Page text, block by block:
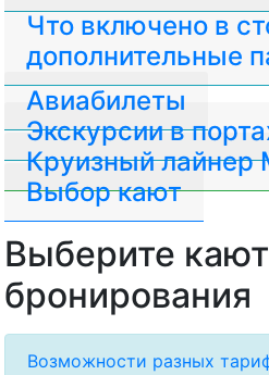
Авиабилеты
Что включено в
дополнительные
Экскурсии в
Круизный лайнер
Выбор кают
Выберите
бронирования
Возможности разных